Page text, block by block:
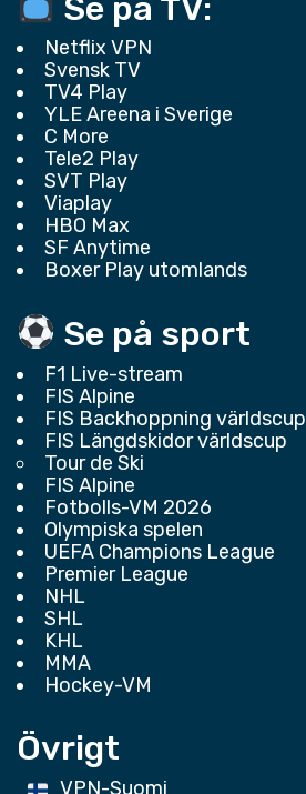
Netflix VPN
Svensk TV
TV4 Play
YLE Areena i Sverige
C More
Tele2 Play
SVT Play
Viaplay
HBO Max
SF Anytime
Boxer Play utomlands
Se på sport
F1 Live-stream
FIS Alpine
FIS Backhoppning världscup
FIS Längdskidor världscup
Tour de Ski
FIS Alpine
Fotbolls-VM 2026
Olympiska spelen
UEFA Champions League
Premier League
NHL
SHL
KHL
MMA
Hockey-VM
Övrigt
VPN-Suomi